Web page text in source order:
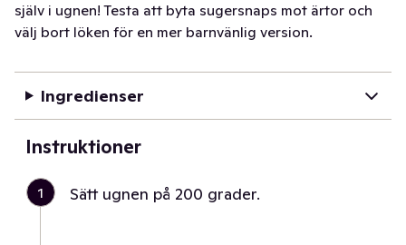
själv i ugnen! Testa att byta sugersnaps mot ärtor och
välj bort löken för en mer barnvänlig version.
Ingredienser
Instruktioner
1 Sätt ugnen på 200 grader.